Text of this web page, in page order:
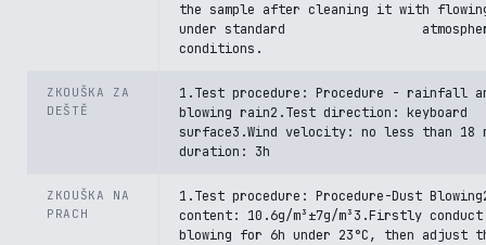
the sample after cleaning it with
under standard
conditions.
ZKOUŠKA ZA
DEŠTĚ
1.Test procedure: Procedure - rainfall
blowing rain2.Test direction: keyboard
surface3.Wind velocity: no less than 18
duration: 3h
ZKOUŠKA NA
PRACH
1.Test procedure: Procedure-Dust
content: 10.6g/m³±7g/m³3.Firstly
blowing for 6h under 23°C, then adjust